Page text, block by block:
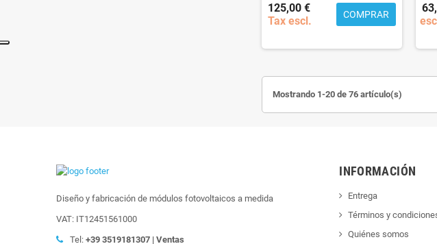
125,00 €
Tax escl.
COMPRAR
Mostrando 1-20 de 76 artículo(s)
Diseño y fabricación de módulos fotovoltaicos a medida
VAT: IT12451561000
Tel: +39 3519181307 | Ventas
INFORMACIÓN
Entrega
Términos y
Quiénes somos